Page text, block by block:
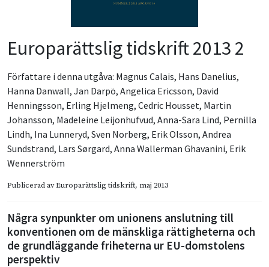
Europarättslig tidskrift 2013 2
Författare i denna utgåva: Magnus Calais, Hans Danelius,
Hanna Danwall, Jan Darpö, Angelica Ericsson, David
Henningsson, Erling Hjelmeng, Cedric Housset, Martin
Johansson, Madeleine Leijonhufvud, Anna-Sara Lind, Pernilla
Lindh, Ina Lunneryd, Sven Norberg, Erik Olsson, Andrea
Sundstrand, Lars Sørgard, Anna Wallerman Ghavanini, Erik
Wennerström
Publicerad avEuroparättslig tidskrift, maj 2013
Några synpunkter om unionens anslutning till
konventionen om de mänskliga rättigheterna och
de grundläggande friheterna ur EU-domstolens
perspektiv